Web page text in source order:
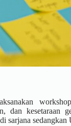
dan kesetaraan
sedangkan